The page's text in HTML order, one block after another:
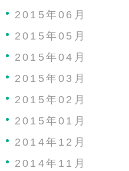
2015年06月
2015年05月
2015年04月
2015年03月
2015年02月
2015年01月
2014年12月
2014年11月